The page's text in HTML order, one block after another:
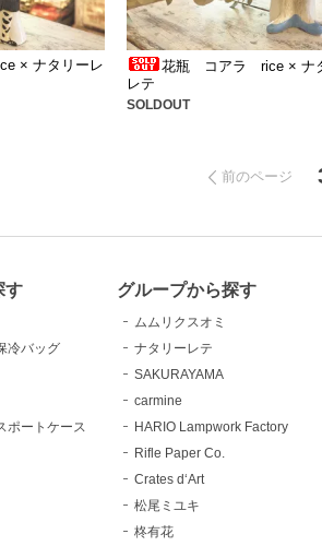
× ナタリーレ
花瓶 コアラ rice × ナ
レテ
SOLDOUT
前のページ
す
冷バッグ
ポートケース
グループから探す
ムムリクスオミ
ナタリーレテ
SAKURAYAMA
carmine
HARIO Lampwork Factory
Rifle Paper Co.
Crates d‘Art
松尾ミユキ
柊有花